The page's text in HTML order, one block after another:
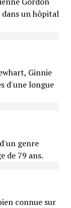
dans un hôpital
Ginnie
d'une longue
genre
de 79 ans.
connue sur